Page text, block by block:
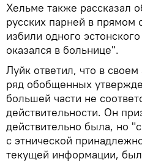
Хельме также рассказал
русских парней в прямом
избили одного
оказался в больнице".
Луйк ответил, что в
ряд обобщенных
большей части не
действительности. Он
действительно была, но
с этнической
текущей информации,